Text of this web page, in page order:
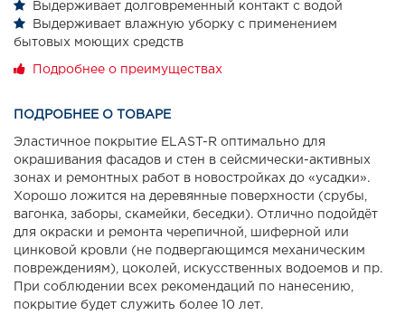
Выдерживает долговременный контакт с водой
Выдерживает влажную уборку с применением
бытовых моющих средств
Подробнее о преимуществах
ПОДРОБНЕЕ О ТОВАРЕ
Эластичное покрытие ELAST-R оптимально для
окрашивания фасадов и стен в сейсмически-активных
зонах и ремонтных работ в новостройках до «усадки».
Хорошо ложится на деревянные поверхности (срубы,
вагонка, заборы, скамейки, беседки). Отлично подойдёт
для окраски и ремонта черепичной, шиферной или
цинковой кровли (не подвергающимся механическим
повреждениям), цоколей, искусственных водоемов и пр.
При соблюдении всех рекомендаций по нанесению,
покрытие будет служить более 10 лет.